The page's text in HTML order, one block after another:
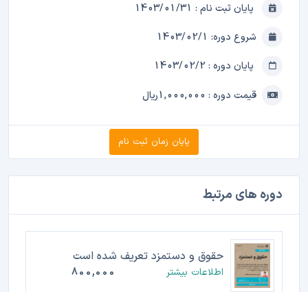
پایان ثبت نام : 1403/01/31
شروع دوره: 1403/02/1
پایان دوره : 1403/02/2
قیمت دوره : 1,000,000ریال
پایان زمان ثبت نام
دوره های مرتبط
حقوق و دستمزد تعریف شده است
اطلاعات بیشتر 800,000